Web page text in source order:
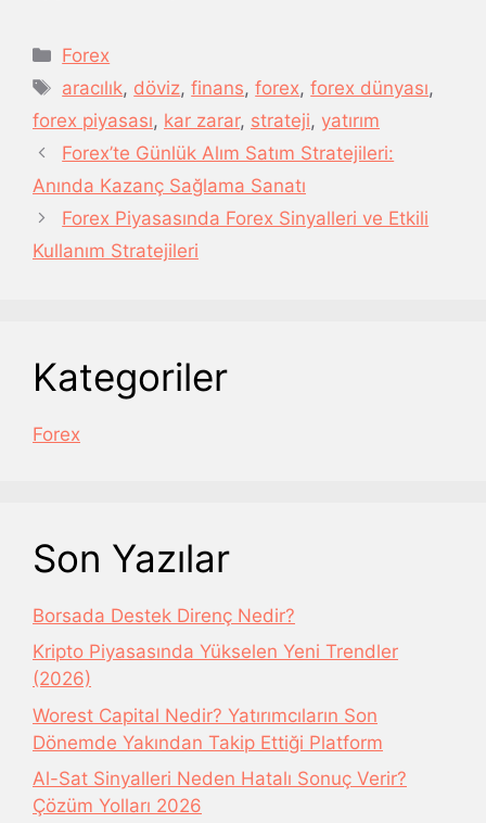
Kategoriler
Forex
Etiketler
aracılık, döviz,finans,forex,forex dünyası,
forex piyasası, kar zarar, strateji, yatırım
Forex’te Günlük Alım Satım Stratejileri:
Anında Kazanç Sağlama Sanatı
Forex Piyasasında Forex Sinyalleri ve Etkili
Kullanım Stratejileri
Kategoriler
Forex
Son Yazılar
Borsada Destek Direnç Nedir?
Kripto Piyasasında Yükselen Yeni Trendler
(2026)
Worest Capital Nedir? Yatırımcıların Son
Dönemde Yakından Takip Ettiği Platform
Al-Sat Sinyalleri Neden Hatalı Sonuç Verir?
Çözüm Yolları 2026